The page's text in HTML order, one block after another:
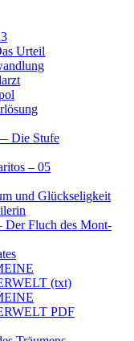
Urteil
Die Stufe
– 05
und Glückseligkeit
Fluch des Mont-
(txt)
PDF